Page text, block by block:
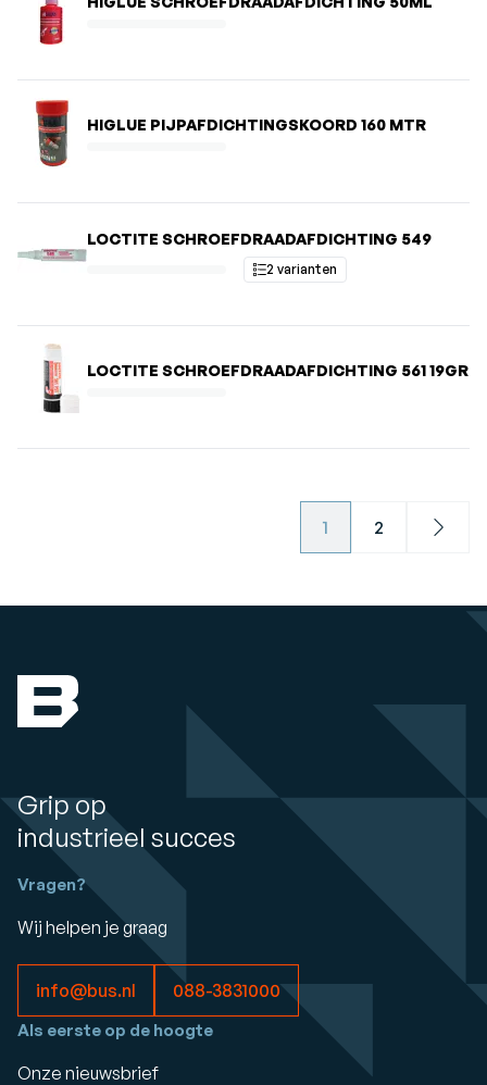
HIGLUE PIJPAFDICHTINGSKOORD 160 MTR
LOCTITE SCHROEFDRAADAFDICHTING 549
2 varianten
LOCTITE SCHROEFDRAADAFDICHTING 561 19GR
1 2 Next
Grip op
industrieel succes
Vragen?
Wij helpen je graag
info@bus.nl 088-3831000
Als eerste op de hoogte
Onze nieuwsbrief